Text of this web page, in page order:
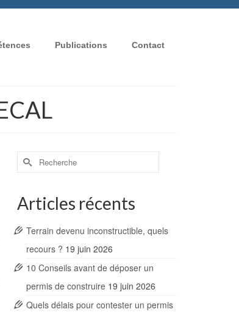
Publications Contact
Rechercher :
Articles récents
Terrain devenu inconstructible, quels
recours ? 19 juin 2026
10 Conseils avant de déposer un
permis de construire 19 juin 2026
Quels délais pour contester un permis